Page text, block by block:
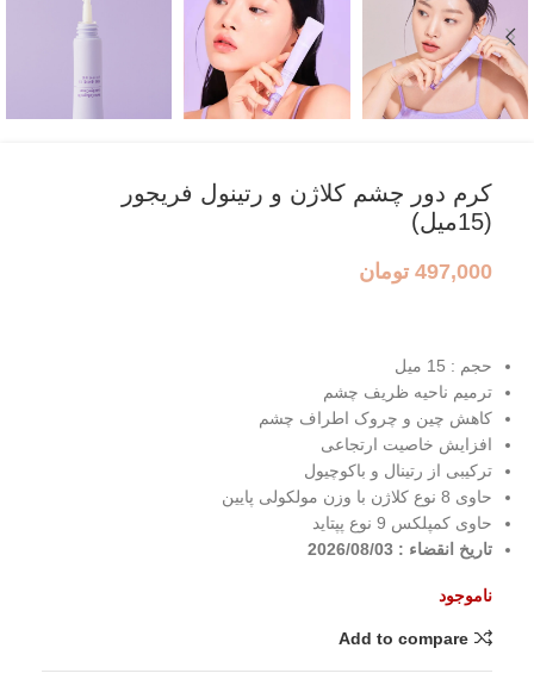
کرم دور چشم کلاژن و رتینول فریجور
(15میل)
497,000 تومان
حجم : 15 میل
ترمیم ناحیه ظریف چشم
کاهش چین و چروک اطراف چشم
افزایش خاصیت ارتجاعی
ترکیبی از رتینال و باکوچیول
حاوی 8 نوع کلاژن با وزن مولکولی پایین
حاوی کمپلکس 9 نوع پپتاید
تاریخ انقضاء : 2026/08/03
ناموجود
Add to compare